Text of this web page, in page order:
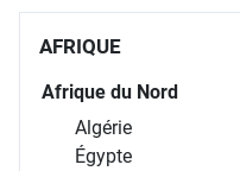
AFRIQUE
Afrique du Nord
Algérie
Égypte